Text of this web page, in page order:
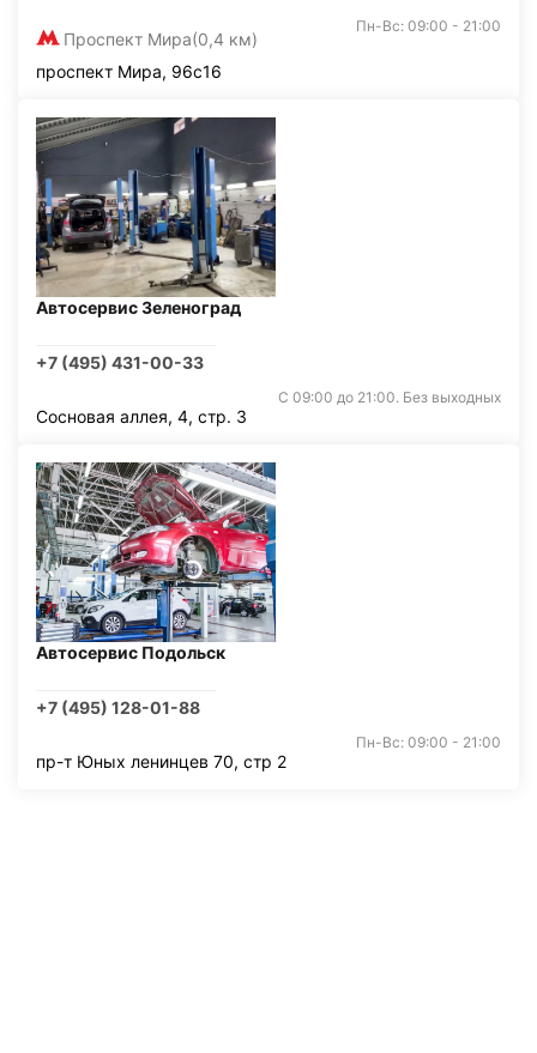
Проспект Мира(0,4 км)
Пн-Вс: 09:00 - 21:00
проспект Мира, 96с16
Автосервис Зеленоград
+7 (495) 431-00-33
С 09:00 до 21:00. Без выходных
Сосновая аллея, 4, стр. 3
Автосервис Подольск
+7 (495) 128-01-88
Пн-Вс: 09:00 - 21:00
пр-т Юных ленинцев 70, стр 2